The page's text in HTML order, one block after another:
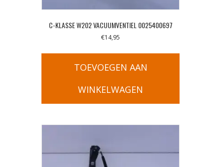
C-KLASSE W202 VACUUMVENTIEL 0025400697
€14,95
TOEVOEGEN AAN
WINKELWAGEN